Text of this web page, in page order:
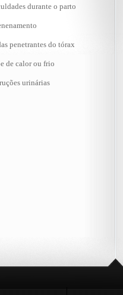
durante o parto
penetrantes do tórax
de calor ou frio
urinárias